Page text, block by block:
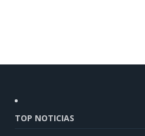
TOP NOTICIAS